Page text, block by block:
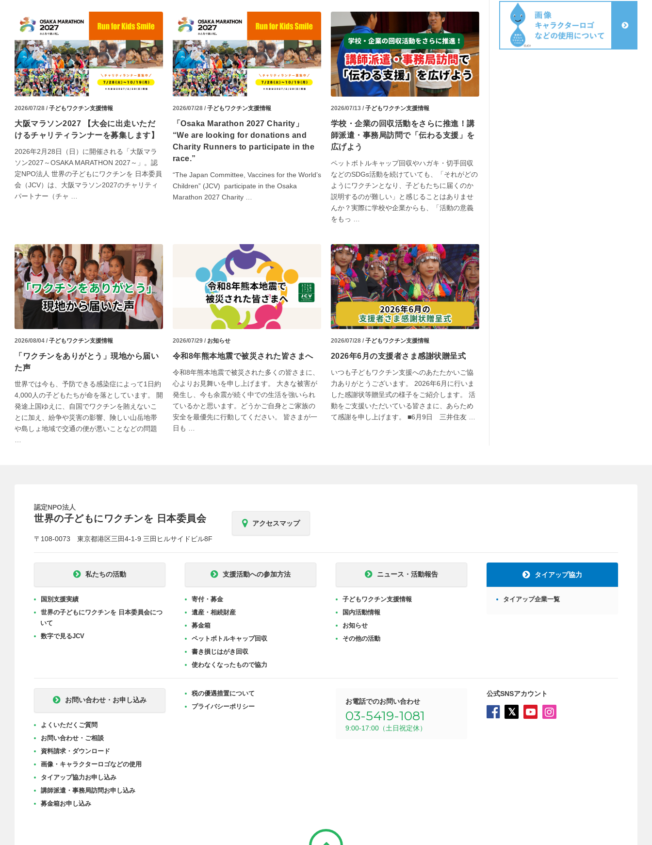
2026/07/28 / 子どもワクチン支援情報
大阪マラソン2027
【大会に出走いただ
けるチャリティランナーを募集します】
2026年2月28日（日）に開催される「大阪マラ
ソン2027～OSAKA MARATHON 2027～」。認
定NPO法人 世界の子どもにワクチンを 日本委員
会（JCV）は、大阪マラソン2027のチャリティ
パートナー（チャ …
2026/07/28 / 子どもワクチン支援情報
「Osaka Marathon 2027 Charity」
“We are looking for donations and
Charity Runners to participate in the
race.”
“The Japan Committee, Vaccines for the World’s
Children” (JCV) participate in the Osaka
Marathon 2027 Charity …
2026/07/13 / 子どもワクチン支援情報
学校・企業の回収活動をさらに推進！講
師派遣・事務局訪問で「伝わる支援」を
広げよう
ペットボトルキャップ回収やハガキ・切手回収
などのSDGs活動を続けていても、「それがどの
ようにワクチンとなり、子どもたちに届くのか
説明するのが難しい」と感じることはありませ
んか？実際に学校や企業からも、「活動の意義
をもっ …
2026/08/04 / 子どもワクチン支援情報
「ワクチンをありがとう」現地から届い
た声
世界では今も、予防できる感染症によって1日約
4,000人の子どもたちが命を落としています。 開
発途上国ゆえに、自国でワクチンを賄えないこ
とに加え、紛争や災害の影響、険しい山岳地帯
や島しょ地域で交通の便が悪いことなどの問題
2026/07/29 / お知らせ
令和8年熊本地震で被災された皆さまへ
令和8年熊本地震で被災された多くの皆さまに、
心よりお見舞いを申し上げます。 大きな被害が
発生し、今も余震が続く中での生活を強いられ
ているかと思います。どうかご自身とご家族の
安全を最優先に行動してください。 皆さまが一
日も …
2026/07/28 / 子どもワクチン支援情報
2026年6月の支援者さま感謝状贈呈式
いつも子どもワクチン支援へのあたたかいご協
力ありがとうございます。 2026年6月に行いま
した感謝状等贈呈式の様子をご紹介します。 活
動をご支援いただいている皆さまに、あらため
て感謝を申し上げます。 ■6月9日 三井住友 …
認定NPO法人
世界の子どもにワクチンを 日本委員会
〒108-0073 東京都港区三田4-1-9 三田ヒルサイドビル8F
アクセスマップ
私たちの活動
国別支援実績
世界の子どもにワクチンを 日本委員会につ
いて
数字で見るJCV
支援活動への参加方法
寄付・募金
遺産・相続財産
募金箱
ペットボトルキャップ回収
書き損じはがき回収
使わなくなったもので協力
ニュース・活動報告
子どもワクチン支援情報
国内活動情報
お知らせ
その他の活動
タイアップ協力
タイアップ企業一覧
お問い合わせ・お申し込み
よくいただくご質問
お問い合わせ・ご相談
資料請求・ダウンロード
画像・キャラクターロゴなどの使用
タイアップ協力お申し込み
講師派遣・事務局訪問お申し込み
募金箱お申し込み
税の優遇措置について
プライバシーポリシー
お電話でのお問い合わせ
03-5419-1081
9:00-17:00（土日祝定休）
公式SNSアカウント